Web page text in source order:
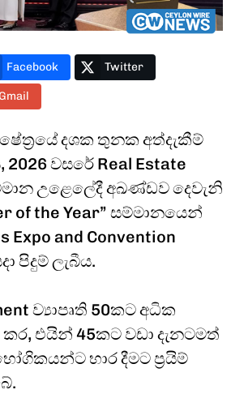
Facebook Twitter
Gmail
දශක තුනක අත්දැකීම්
වසරේ Real Estate
උළෙලේදී අඛණ්ඩව දෙවැනි
of the Year” සම්මානයෙන්
Expo and Convention
පිදුම් ලැබීය.
ව්‍යාපෘති 50කට අධික
එයින් 45කට වඩා දැනටමත්
භාර දීමට ප්‍රයිම්